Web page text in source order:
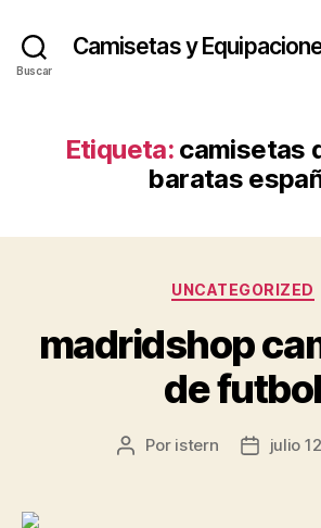
Buscar
Camisetas y
Etiqueta: camisetas
baratas
UNCATEGORIZED
madridshop
de futbol
Autor
Por istern
Fecha
julio